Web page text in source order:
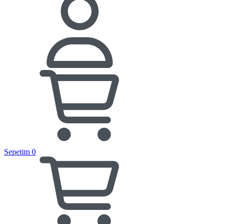
Sepetim 0